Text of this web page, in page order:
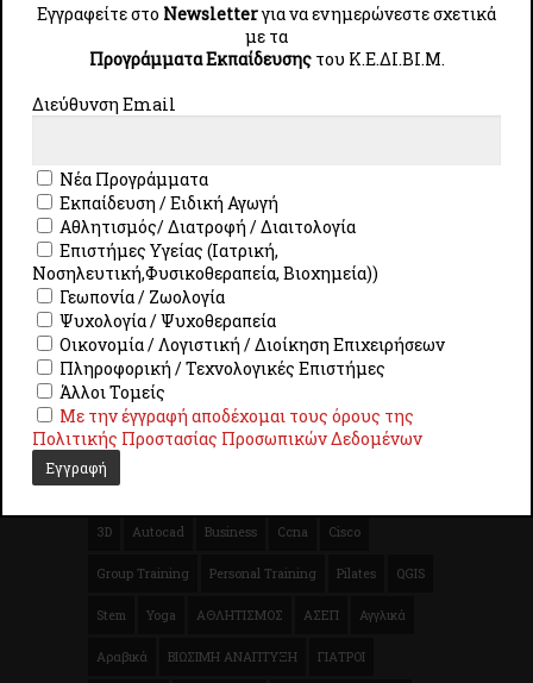
Ακύρωση Συμμετοχής-Επιστροφή Διδάκτρων
Πολιτική Ποιότητας
Πολιτική Προστασίας Προσωπικών Δεδομένων
ISO 9001 : 2015 - ISO/IEC 27001:2013 - ISO27701 -
ISO/IEC 27701:2019
ΕΤΙΚΈΤΕΣ
3D Autocad Business Ccna Cisco
Group Training Personal Training Pilates QGIS
Stem Yoga ΑΘΛΗΤΙΣΜΟΣ ΑΣΕΠ Αγγλικά
Αραβικά ΒΙΩΣΙΜΗ ΑΝΑΠΤΥΞΗ ΓΙΑΤΡΟΙ
Εγγραφείτε στο Newsletterγια να ενημερώνεστε σχετικά
με τα
Προγράμματα Εκπαίδευσηςτου Κ.E.ΔI.ΒI.Μ.
Διεύθυνση Email
Νέα Προγράμματα
Εκπαίδευση / Ειδική Αγωγή
Αθλητισμός/ Διατροφή / Διαιτολογία
Επιστήμες Υγείας (Ιατρική,
Νοσηλευτική,Φυσικοθεραπεία, Βιοχημεία))
Γεωπονία / Ζωολογία
Ψυχολογία / Ψυχοθεραπεία
Οικονομία / Λογιστική / Διοίκηση Επιχειρήσεων
Πληροφορική / Τεχνολογικές Επιστήμες
Άλλοι Τομείς
Με την έγγραφή αποδέχομαι τους όρους της
Πολιτικής Προστασίας Προσωπικών Δεδομένων